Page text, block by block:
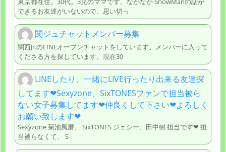
できるお友達がいないので、思い切っ
関ジュチャットメンバー募集
関西Jr.のLINEオープンチャットをしています。メンバーに入って
くださる方を探しています。現在30
LINEしたり、一緒にLIVE行ったり出来る友達探
してます❤︎Sexyzone、SixTONESファンで担当被ら
ない女子募集してます❤︎仲良くして下さい❤︎よろしく
お願い致します❤︎
Sexyzone 菊池風磨、 SixTONES ジェシー、田中樹 担当です❤︎ 担
当被らなくて、 S